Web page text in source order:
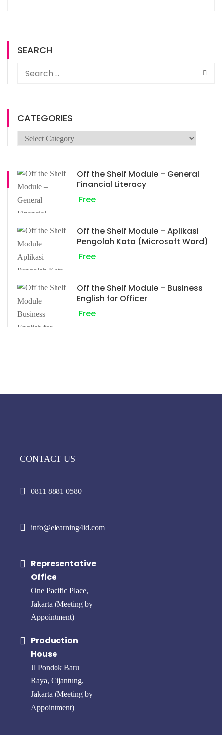
SEARCH
CATEGORIES
Off the Shelf Module – General
Financial Literacy
Free
Off the Shelf Module – Aplikasi
Pengolah Kata (Microsoft Word)
Free
Off the Shelf Module – Business
English for Officer
Free
CONTACT US
0811 8881 0580
info@elearning4id.com
Representative
Office
One Pacific Place,
Jakarta (Meeting by
Appointment)
Production
House
Jl Pondok Baru
Raya, Cijantung,
Jakarta (Meeting by
Appointment)